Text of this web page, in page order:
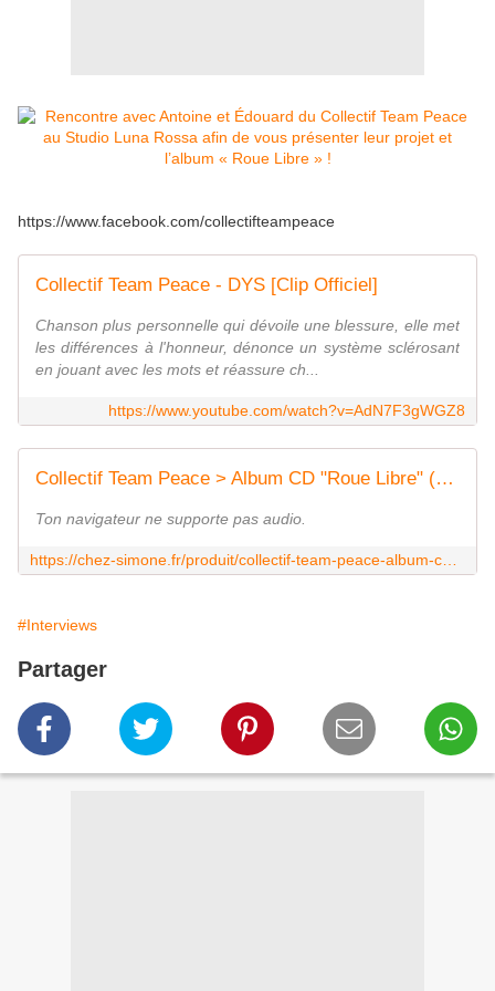
https://www.facebook.com/collectifteampeace
Collectif Team Peace - DYS [Clip Officiel]
Chanson plus personnelle qui dévoile une blessure, elle met
les différences à l'honneur, dénonce un système sclérosant
en jouant avec les mots et réassure ch...
https://www.youtube.com/watch?v=AdN7F3gWGZ8
Collectif Team Peace > Album CD "Roue Libre" (2022) > CHEZ SIMONE Musique & Merch
Ton navigateur ne supporte pas audio.
#Interviews
Partager